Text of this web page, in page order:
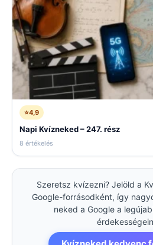
⭐4,9
Napi Kvízneked – 247. rész
8 értékelés
Szeretsz kvízezni? Jelöld a
Google-forrásodként, így
neked a Google a